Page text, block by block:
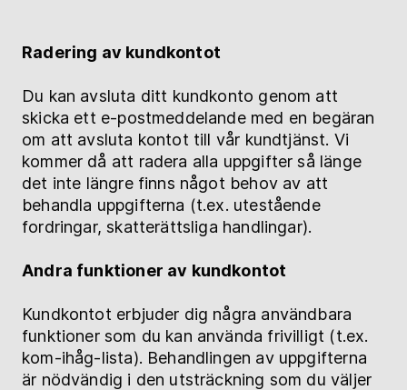
Radering av kundkontot
Du kan avsluta ditt kundkonto genom att
skicka ett e-postmeddelande med en begäran
om att avsluta kontot till vår kundtjänst. Vi
kommer då att radera alla uppgifter så länge
det inte längre finns något behov av att
behandla uppgifterna (t.ex. utestående
fordringar, skatterättsliga handlingar).
Andra funktioner av kundkontot
Kundkontot erbjuder dig några användbara
funktioner som du kan använda frivilligt (t.ex.
kom-ihåg-lista). Behandlingen av uppgifterna
är nödvändig i den utsträckning som du väljer